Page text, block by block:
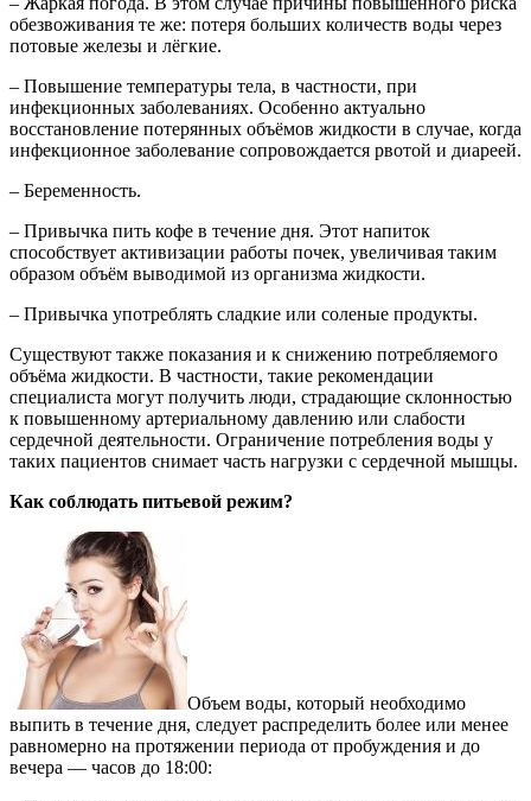
обезвоживания те же: потеря больших количеств воды через
потовые железы и лёгкие.
– Повышение температуры тела, в частности, при
инфекционных заболеваниях. Особенно актуально
восстановление потерянных объёмов жидкости в случае, когда
инфекционное заболевание сопровождается рвотой и диареей.
– Беременность.
– Привычка пить кофе в течение дня. Этот напиток
способствует активизации работы почек, увеличивая таким
образом объём выводимой из организма жидкости.
– Привычка употреблять сладкие или соленые продукты.
Существуют также показания и к снижению потребляемого
объёма жидкости. В частности, такие рекомендации
специалиста могут получить люди, страдающие склонностью
к повышенному артериальному давлению или слабости
сердечной деятельности. Ограничение потребления воды у
таких пациентов снимает часть нагрузки с сердечной мышцы.
Как соблюдать питьевой режим?
Объем воды, который необходимо
выпить в течение дня, следует распределить более или менее
равномерно на протяжении периода от пробуждения и до
вечера — часов до 18:00: